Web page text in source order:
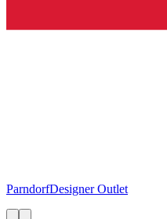
ParndorfDesigner Outlet